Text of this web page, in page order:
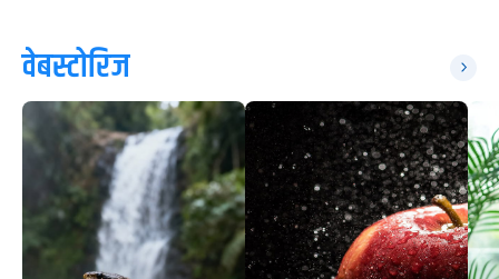
वेबस्टोरिज